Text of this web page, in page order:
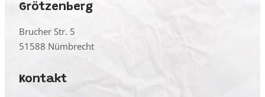
Grötzenberg
Brucher Str. 5
51588 Nümbrecht
Kontakt